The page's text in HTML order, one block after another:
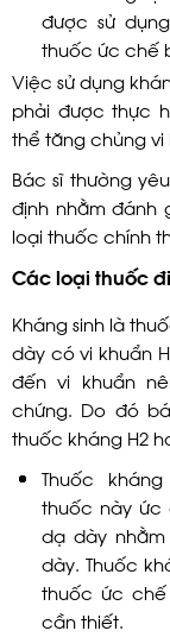
được sử
thuốc ức chế
Việc sử dụng
phải được thực
thể tăng chủng vi
Bác sĩ thường
định nhằm đánh
loại thuốc chính
Các loại thuốc
Kháng sinh là
dày có vi khuẩn
đến vi khuẩn
chứng. Do đó
thuốc kháng H2
Thuốc
thuốc này ức
dạ dày
dày. Thuốc
thuốc ức
cần thiết.